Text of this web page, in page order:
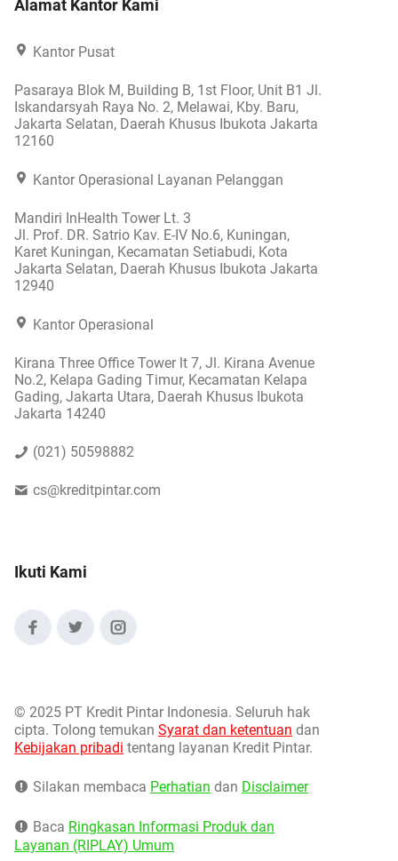
Alamat Kantor Kami
Kantor Pusat
Pasaraya Blok M, Building B, 1st Floor, Unit B1 Jl.
Iskandarsyah Raya No. 2, Melawai, Kby. Baru,
Jakarta Selatan, Daerah Khusus Ibukota Jakarta
12160
Kantor Operasional Layanan Pelanggan
Mandiri InHealth Tower Lt. 3
Jl. Prof. DR. Satrio Kav. E-IV No.6, Kuningan,
Karet Kuningan, Kecamatan Setiabudi, Kota
Jakarta Selatan, Daerah Khusus Ibukota Jakarta
12940
Kantor Operasional
Kirana Three Office Tower lt 7, Jl. Kirana Avenue
No.2, Kelapa Gading Timur, Kecamatan Kelapa
Gading, Jakarta Utara, Daerah Khusus Ibukota
Jakarta 14240
(021) 50598882
cs@kreditpintar.com
Ikuti Kami
© 2025 PT Kredit Pintar Indonesia. Seluruh hak
cipta. Tolong temukan Syarat dan ketentuan dan
Kebijakan pribadi tentang layanan Kredit Pintar.
Silakan membaca Perhatian dan Disclaimer
Baca Ringkasan Informasi Produk dan
Layanan (RIPLAY) Umum